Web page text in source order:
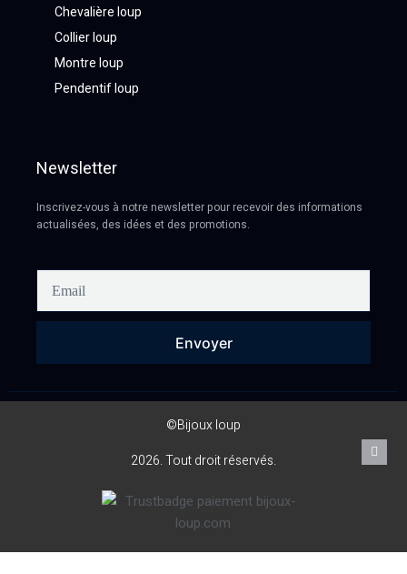
Chevalière loup
Collier loup
Montre loup
Pendentif loup
Newsletter
Inscrivez-vous à notre newsletter pour recevoir des informations
actualisées, des idées et des promotions.
Envoyer
©Bijoux loup
2026. Tout droit réservés.